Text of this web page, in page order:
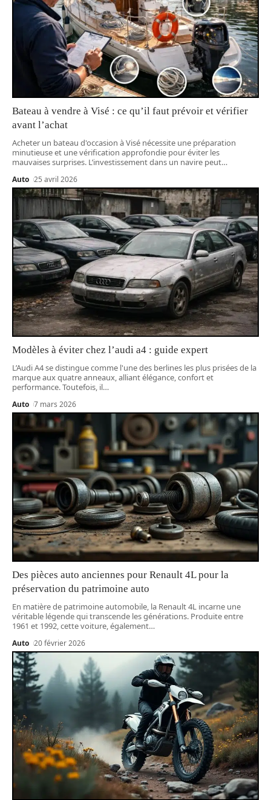
Bateau à vendre à Visé : ce qu’il faut prévoir et vérifier
avant l’achat
Acheter un bateau d'occasion à Visé nécessite une préparation
minutieuse et une vérification approfondie pour éviter les
mauvaises surprises. L’investissement dans un navire peut…
Auto 25 avril 2026
Modèles à éviter chez l’audi a4 : guide expert
L’Audi A4 se distingue comme l'une des berlines les plus prisées de la
marque aux quatre anneaux, alliant élégance, confort et
performance. Toutefois, il…
Auto 7 mars 2026
Des pièces auto anciennes pour Renault 4L pour la
préservation du patrimoine auto
En matière de patrimoine automobile, la Renault 4L incarne une
véritable légende qui transcende les générations. Produite entre
1961 et 1992, cette voiture, également…
Auto 20 février 2026